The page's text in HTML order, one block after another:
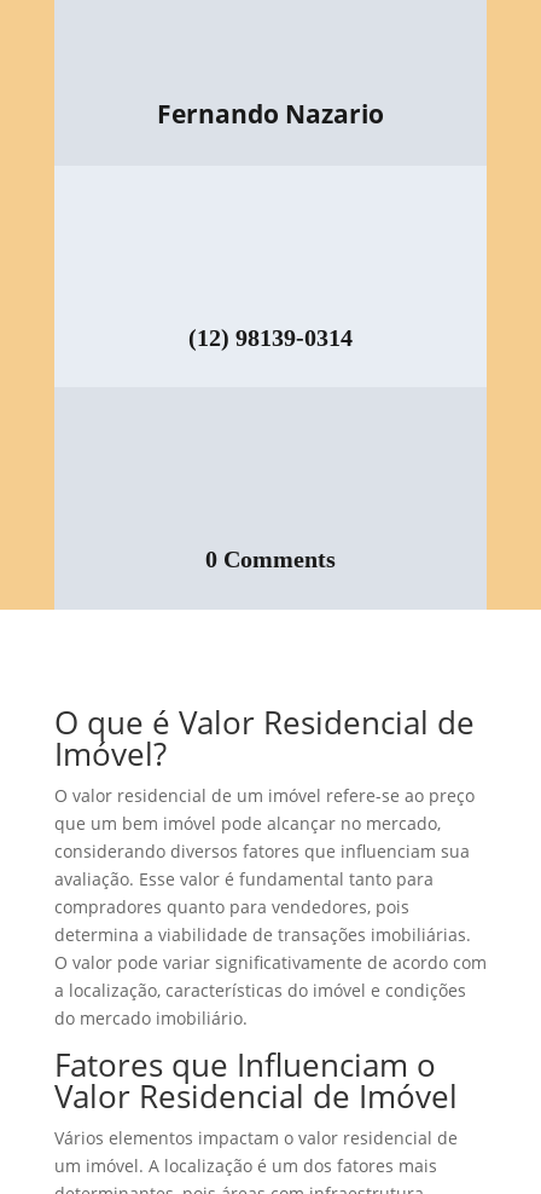
Fernando Nazario
(12) 98139-0314
0 Comments
O que é Valor Residencial de
Imóvel?
O valor residencial de um imóvel refere-se ao preço
que um bem imóvel pode alcançar no mercado,
considerando diversos fatores que influenciam sua
avaliação. Esse valor é fundamental tanto para
compradores quanto para vendedores, pois
determina a viabilidade de transações imobiliárias.
O valor pode variar significativamente de acordo com
a localização, características do imóvel e condições
do mercado imobiliário.
Fatores que Influenciam o
Valor Residencial de Imóvel
Vários elementos impactam o valor residencial de
um imóvel. A localização é um dos fatores mais